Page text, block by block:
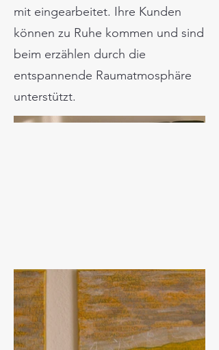
mit eingearbeitet. Ihre Kunden
können zu Ruhe kommen und sind
beim erzählen durch die
entspannende Raumatmosphäre
unterstützt.